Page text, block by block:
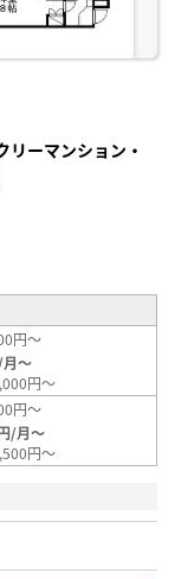
リーマンション・
円～
～
円～
円～
/月～
円～